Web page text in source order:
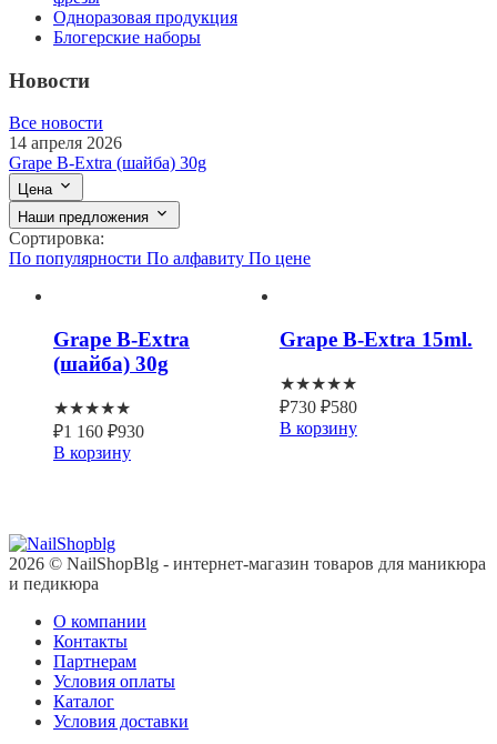
Одноразовая продукция
Блогерские наборы
Новости
Все новости
14 апреля 2026
Grape B-Extra (шайба) 30g
Цена
Наши предложения
Сортировка:
По популярности По алфавиту По цене
Grape B-Extra
(шайба) 30g
★★★★★
₽1 160 ₽930
В корзину
Grape B-Extra 15ml.
★★★★★
₽730 ₽580
В корзину
2026 © NailShopBlg - интернет-магазин товаров для маникюра
и педикюра
О компании
Контакты
Партнерам
Условия оплаты
Каталог
Условия доставки